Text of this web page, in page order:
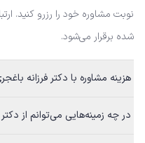
نوبت مشاوره خود را رزرو کنید.
شده برقرار می‌شود.
هزینه مشاوره با دکتر فرزانه باغجری چقدر است؟
در چه زمینه‌هایی می‌توانم از دکتر فرزانه باغجری